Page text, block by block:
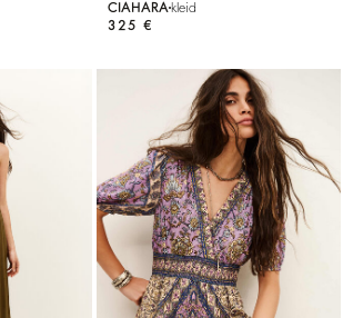
CIAHARA kleid
325 €